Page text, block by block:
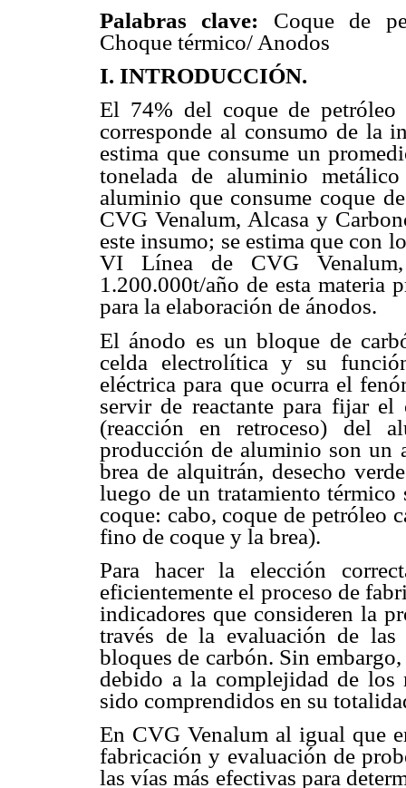
Palabras clave: Coque de
Choque térmico/ Anodos
I. INTRODUCCIÓN.
El 74% del coque de petróleo
corresponde al consumo de la
estima que consume un
tonelada de aluminio
aluminio que consume coque
CVG Venalum, Alcasa y
este insumo; se estima que con
VI Línea de CVG
1.200.000t/año de esta materia
para la elaboración de ánodos.
El ánodo es un bloque de
celda electrolítica y su
eléctrica para que ocurra el
servir de reactante para fijar
(reacción en retroceso) del
producción de aluminio son un
brea de alquitrán, desecho
luego de un tratamiento térmico
coque: cabo, coque de petróleo
fino de coque y la brea).
Para hacer la elección
eficientemente el proceso de
indicadores que consideren la
través de la evaluación de las
bloques de carbón. Sin
debido a la complejidad de los
sido comprendidos en su
En CVG Venalum al igual que
fabricación y evaluación de
las vías más efectivas para